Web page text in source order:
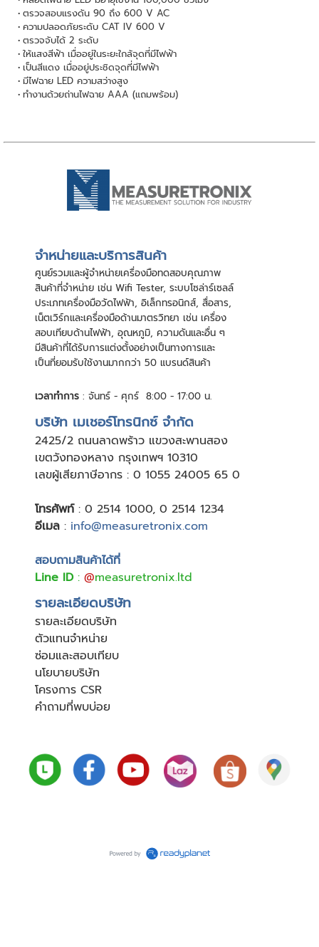
ตรวจสอบแรงดัน 90 ถึง 600 V AC
ความปลอดภัยระดับ CAT IV 600 V
ตรวจจับได้ 2 ระดับ
ให้แสงสีฟ้า เมื่ออยู่ในระยะใกล้จุดที่มีไฟฟ้า
เป็นสีแดง เมื่ออยู่ประชิดจุดที่มีไฟฟ้า
มีไฟฉาย LED ความสว่างสูง
ทำงานด้วยถ่านไฟฉาย AAA (แถมพร้อม)
จําหน่ายและบริการสินค้า
ศูนย์รวมและผู้จําหน่ายเครื่องมือทดสอบคุณภาพ
สินค้าที่จําหน่าย เช่น Wifi Tester, ระบบโซล่าร์เซลล์
ประเภทเครื่องมือวัดไฟฟ้า, อิเล็กทรอนิกส์, สื่อสาร,
เน็ตเวิร์กและเครื่องมือด้านมาตรวิทยา เช่น เครื่อง
สอบเทียบด้านไฟฟ้า, อุณหภูมิ, ความดันและอื่น ๆ
มีสินค้าที่ได้รับการแต่งตั้งอย่างเป็นทางการและ
เป็นที่ยอมรับใช้งานมากกว่า 50 แบรนด์สินค้า
เวลาทำการ : จันทร์ - ศุกร์ 8:00 - 17:00 น.
บริษัท เมเชอร์โทรนิกซ์ จำกัด
2425/2 ถนนลาดพร้าว แขวงสะพานสอง
เขตวังทองหลาง กรุงเทพฯ 10310
เลขผู้เสียภาษีอากร : 0 1055 24005 65 0
โทรศัพท์: 0 2514 1000, 0 2514 1234
อีเมล : info@measuretronix.com
สอบถามสินค้าได้ที่
Line ID: @measuretronix.ltd
รายละเอียดบริษัท
รายละเอียดบริษัท
ตัวแทนจำหน่าย
ซ่อมและสอบเทียบ
นโยบายบริษัท
โครงการ CSR
คำถามที่พบบ่อย